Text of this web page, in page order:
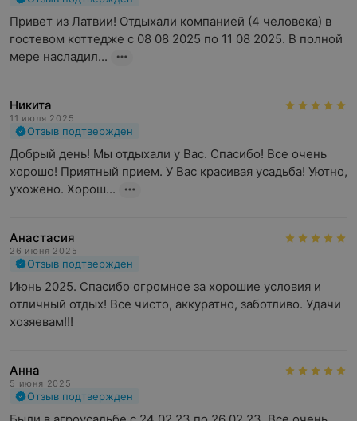
Привет из Латвии! Отдыхали компанией (4 человека) в
гостевом коттедже с 08 08 2025 по 11 08 2025. В полной
мере насладил...
Никита
11 июля 2025
Отзыв подтвержден
Добрый день! Мы отдыхали у Вас. Спасибо! Все очень
хорошо! Приятный прием. У Вас красивая усадьба! Уютно,
ухожено. Хорош...
Анастасия
26 июня 2025
Отзыв подтвержден
Июнь 2025. Спасибо огромное за хорошие условия и
отличный отдых! Все чисто, аккуратно, заботливо. Удачи
хозяевам!!!
Анна
5 июня 2025
Отзыв подтвержден